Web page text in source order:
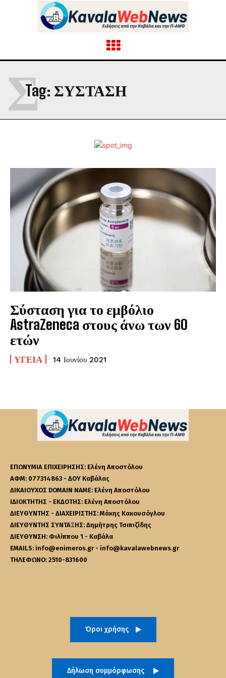
Tag: ΣΎΣΤΑΣΗ
Σ
Σύσταση για το εμβόλιο
AstraZeneca στους άνω των 60
ετών
ΥΓΕΊΑ 14 Ιουνίου 2021
ΕΠΩΝΥΜΙΑ ΕΠΙΧΕΙΡΗΣΗΣ: Ελένη Αποστόλου
ΑΦΜ: 077314863 - ΔΟΥ Καβάλας
ΔΙΚΑΙΟΥΧΟΣ DOMAIN NAME: Ελένη Αποστόλου
ΙΔΙΟΚΤΗΤΗΣ - ΕΚΔΟΤΗΣ: Ελένη Αποστόλου
ΔΙΕΥΘΥΝΤΗΣ - ΔΙΑΧΕΙΡΙΣΤΗΣ: Μάκης Κακουσόγλου
ΔΙΕΥΘΥΝΤΗΣ ΣΥΝΤΑΞΗΣ: Δημήτρης Τσιπιζίδης
ΔΙΕΥΘΥΝΣΗ: Φιλίππου 1 - Καβάλα
EMAILS: info@enimeros.gr - info@kavalawebnews.gr
ΤΗΛΕΦΩΝΟ: 2510-831600
Όροι χρήσης
Δήλωση συμμόρφωσης